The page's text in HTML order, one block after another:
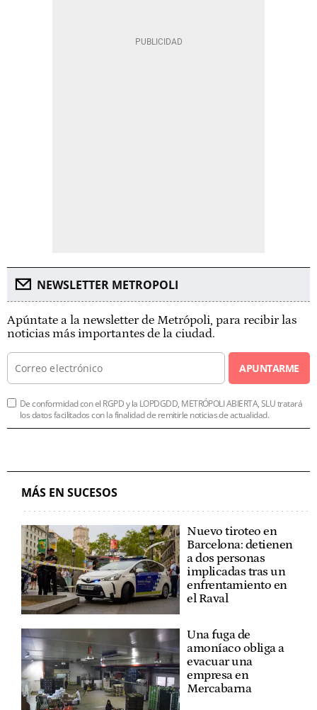
NEWSLETTER METROPOLI
Apúntate a la newsletter de Metrópoli, para recibir las
noticias más importantes de la ciudad.
APUNTARME
De conformidad con el RGPD y la LOPDGDD, METRÓPOLI ABIERTA, SLU tratará
los datos facilitados con la finalidad de remitirle noticias de actualidad.
MÁS EN SUCESOS
Nuevo tiroteo en
Barcelona: detienen
a dos personas
implicadas tras un
enfrentamiento en
el Raval
Una fuga de
amoníaco obliga a
evacuar una
empresa en
Mercabarna